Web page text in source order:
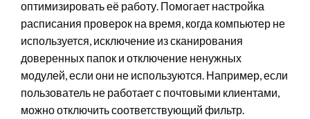
оптимизировать её работу. Помогает настройка
расписания проверок на время, когда компьютер не
используется, исключение из сканирования
доверенных папок и отключение ненужных
модулей, если они не используются. Например, если
пользователь не работает с почтовыми клиентами,
можно отключить соответствующий фильтр.